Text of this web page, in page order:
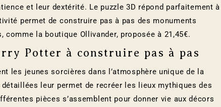
et leur dextérité. Le puzzle 3D répond parfaitement à
permet de construire pas à pas des monuments
la boutique Ollivander, proposée à 21,45€.
Potter à construire pas à pas
les jeunes sorcières dans l’atmosphère unique de la
leur permet de recréer les lieux mythiques des
pièces s’assemblent pour donner vie aux décors